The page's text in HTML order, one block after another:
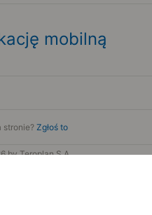
mobilną
stronie?Zgłoś to
by Teroplan S.A.